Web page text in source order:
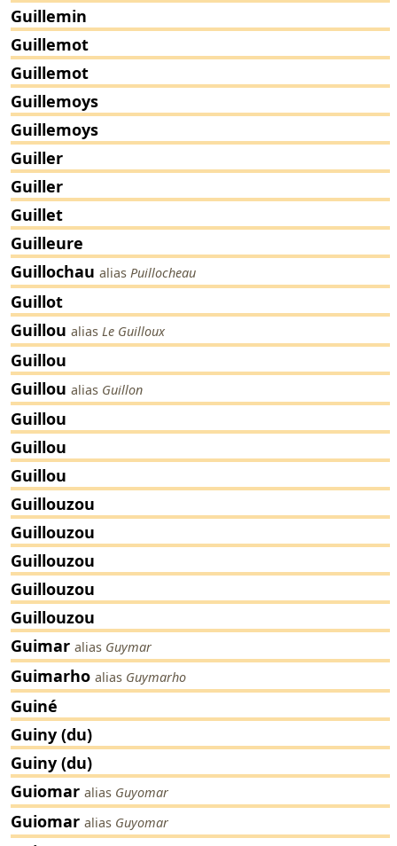
Guillemin
Guillemot
Guillemot
Guillemoys
Guillemoys
Guiller
Guiller
Guillet
Guilleure
Guillochau alias Puillocheau
Guillot
Guillou alias Le Guilloux
Guillou
Guillou alias Guillon
Guillou
Guillou
Guillou
Guillouzou
Guillouzou
Guillouzou
Guillouzou
Guillouzou
Guimar alias Guymar
Guimarho alias Guymarho
Guiné
Guiny (du)
Guiny (du)
Guiomar alias Guyomar
Guiomar alias Guyomar